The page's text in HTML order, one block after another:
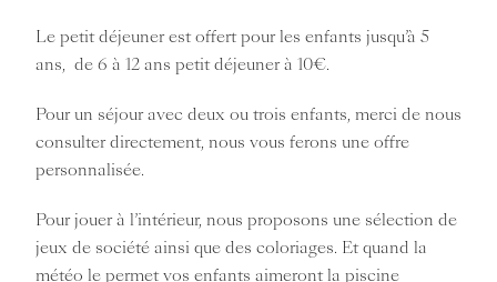
Le petit déjeuner est offert pour les enfants jusqu’à 5
ans, de 6 à 12 ans petit déjeuner à 10€.
Pour un séjour avec deux ou trois enfants, merci de nous
consulter directement, nous vous ferons une offre
personnalisée.
Pour jouer à l’intérieur, nous proposons une sélection de
jeux de société ainsi que des coloriages. Et quand la
météo le permet vos enfants aimeront la piscine